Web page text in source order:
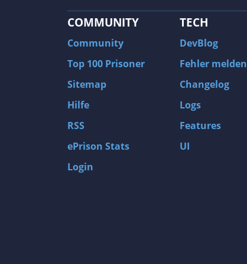
COMMUNITY
Community
Top 100 Prisoner
Sitemap
Hilfe
RSS
ePrison Stats
Login
TECH
DevBlog
Fehler melden
Changelog
Logs
Features
UI